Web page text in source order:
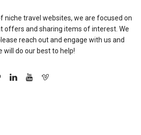
niche travel websites, we are focused on
offers and sharing items of interest. We
reach out and engage with us and
will do our best to help!